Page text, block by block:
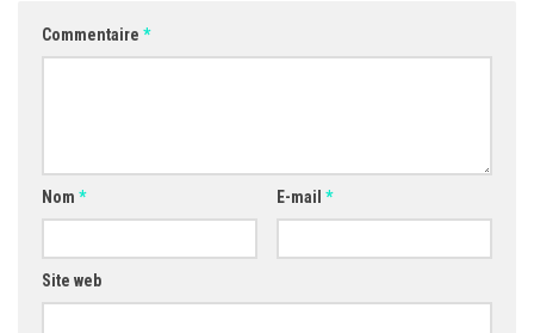
Commentaire *
Nom * E-mail *
Site web